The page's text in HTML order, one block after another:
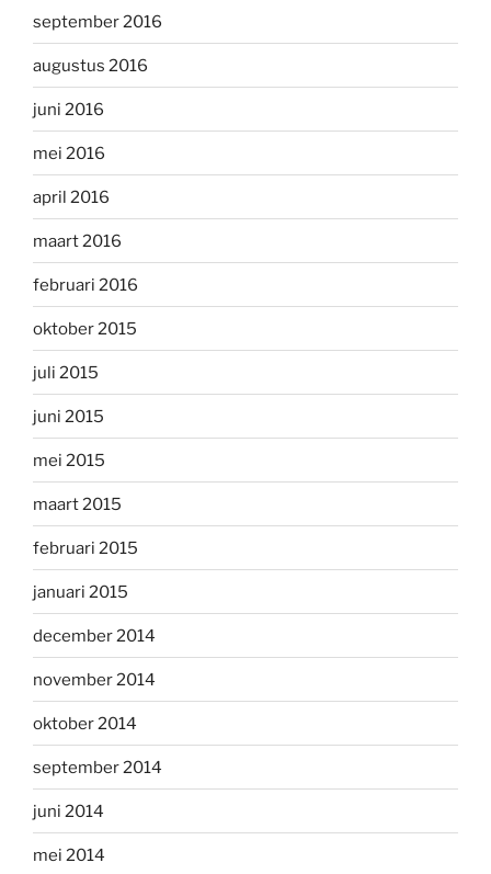
september 2016
augustus 2016
juni 2016
mei 2016
april 2016
maart 2016
februari 2016
oktober 2015
juli 2015
juni 2015
mei 2015
maart 2015
februari 2015
januari 2015
december 2014
november 2014
oktober 2014
september 2014
juni 2014
mei 2014